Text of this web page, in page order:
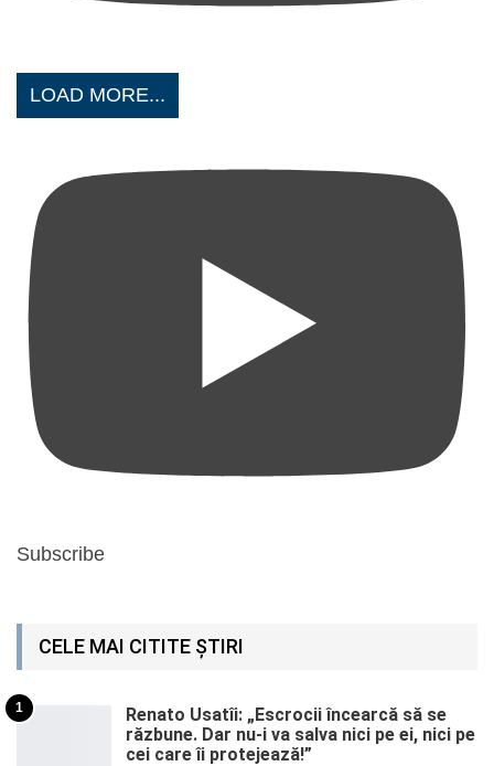
LOAD MORE...
Subscribe
CELE MAI CITITE ȘTIRI
1
Renato Usatîi: „Escrocii încearcă să se
răzbune. Dar nu-i va salva nici pe ei, nici pe
cei care îi protejează!”